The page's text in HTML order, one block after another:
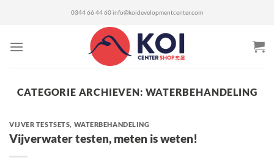
0344 66 44 60 info@koidevelopmentcenter.com
CATEGORIE ARCHIEVEN: WATERBEHANDELING
VIJVER TESTSETS, WATERBEHANDELING
Vijverwater testen, meten is weten!